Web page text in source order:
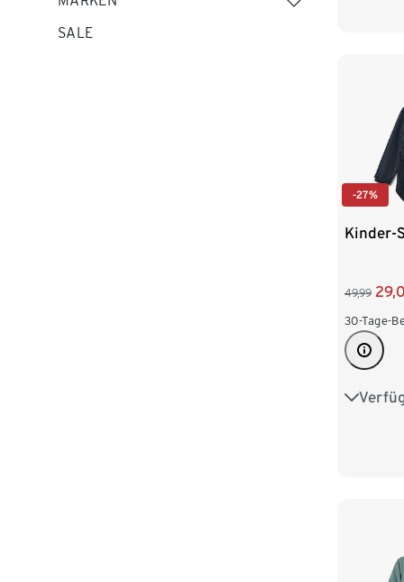
SALE
-27%
Kinder-
49,99
30-Tage-
122/128